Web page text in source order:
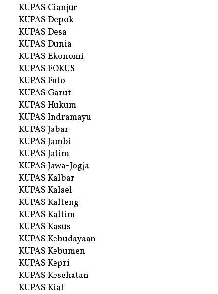
KUPAS Cianjur
KUPAS Depok
KUPAS Desa
KUPAS Dunia
KUPAS Ekonomi
KUPAS FOKUS
KUPAS Foto
KUPAS Garut
KUPAS Hukum
KUPAS Indramayu
KUPAS Jabar
KUPAS Jambi
KUPAS Jatim
KUPAS Jawa-Jogja
KUPAS Kalbar
KUPAS Kalsel
KUPAS Kalteng
KUPAS Kaltim
KUPAS Kasus
KUPAS Kebudayaan
KUPAS Kebumen
KUPAS Kepri
KUPAS Kesehatan
KUPAS Kiat